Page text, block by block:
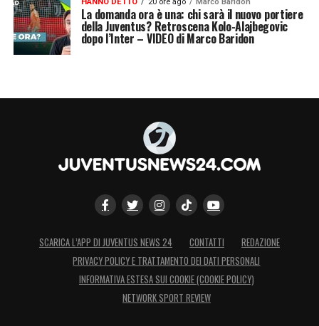
La domanda ora è una: chi sarà il nuovo portiere
della Juventus? Retroscena Kolo-Alajbegovic
dopo l’Inter – VIDEO di Marco Baridon
SCARICA L’APP DI JUVENTUS NEWS 24 CONTATTI
REDAZIONE
PRIVACY POLICY E TRATTAMENTO DEI DATI PERSONALI
INFORMATIVA ESTESA SUI COOKIE (COOKIE POLICY)
NETWORK SPORT REVIEW